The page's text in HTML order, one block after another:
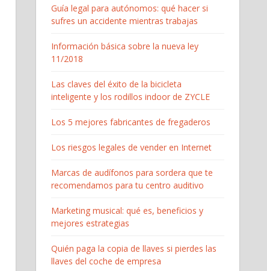
Guía legal para autónomos: qué hacer si
sufres un accidente mientras trabajas
Información básica sobre la nueva ley
11/2018
Las claves del éxito de la bicicleta
inteligente y los rodillos indoor de ZYCLE
Los 5 mejores fabricantes de fregaderos
Los riesgos legales de vender en Internet
Marcas de audífonos para sordera que te
recomendamos para tu centro auditivo
Marketing musical: qué es, beneficios y
mejores estrategias
Quién paga la copia de llaves si pierdes las
llaves del coche de empresa